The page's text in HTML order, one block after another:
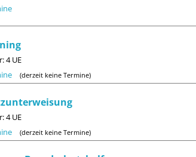
4 UE
(derzeit keine Termine)
4 UE
(derzeit keine Termine)